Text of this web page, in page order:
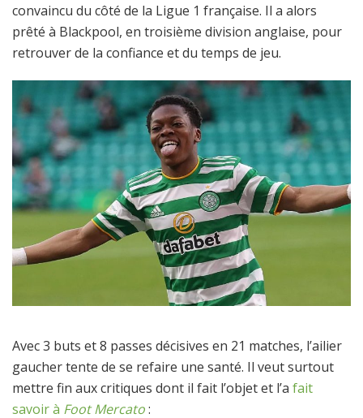
convaincu du côté de la Ligue 1 française. Il a alors
prêté à Blackpool, en troisième division anglaise, pour
retrouver de la confiance et du temps de jeu.
Avec 3 buts et 8 passes décisives en 21 matches, l’ailier
gaucher tente de se refaire une santé. Il veut surtout
mettre fin aux critiques dont il fait l’objet et l’a fait
savoir à Foot Mercato: